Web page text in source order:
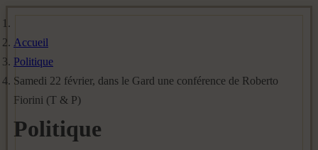
Accueil
Politique
Samedi 22 février, dans le Gard une conférence de Roberto
Fiorini (T & P)
Politique